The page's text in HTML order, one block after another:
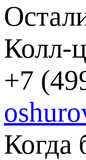
Колл-
+7
Когда